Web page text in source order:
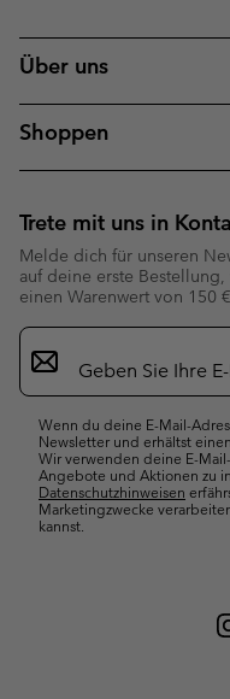
Über uns
Shoppen
Trete mit uns in
Melde dich für unseren
auf deine erste
einen Warenwert von 150
Newsletter-
Anmeldung
Wenn du deine E-Mail-
Newsletter und erhältst
Wir verwenden deine E-
Angebote und Aktionen zu
Datenschutzhinweisen
Marketingzwecke
kannst.